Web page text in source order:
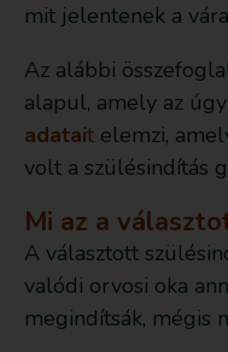
mit jelentenek a
Az alábbi
alapul, amely az
adatait elemzi,
volt a szülésindítás
Mi az a
A választott
valódi orvosi oka
megindítsák, mégis